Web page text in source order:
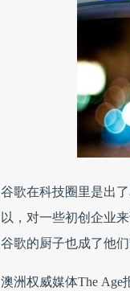
谷歌在科技圈里是出
以，对一些初创企业
谷歌的厨子也成了他
澳洲权威媒体The Age